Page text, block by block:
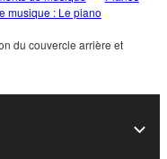
musique : Le piano
du couvercle arrière et